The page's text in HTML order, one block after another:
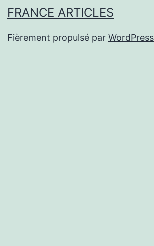
FRANCE ARTICLES
Fièrement propulsé par WordPress